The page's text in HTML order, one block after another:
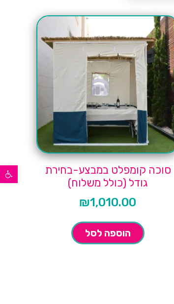
פתח סרגל נגישות
סוכה קומפלט במבצע-בחירת
גודל (כולל משלוח)
₪1,010.00
הוספה לסל